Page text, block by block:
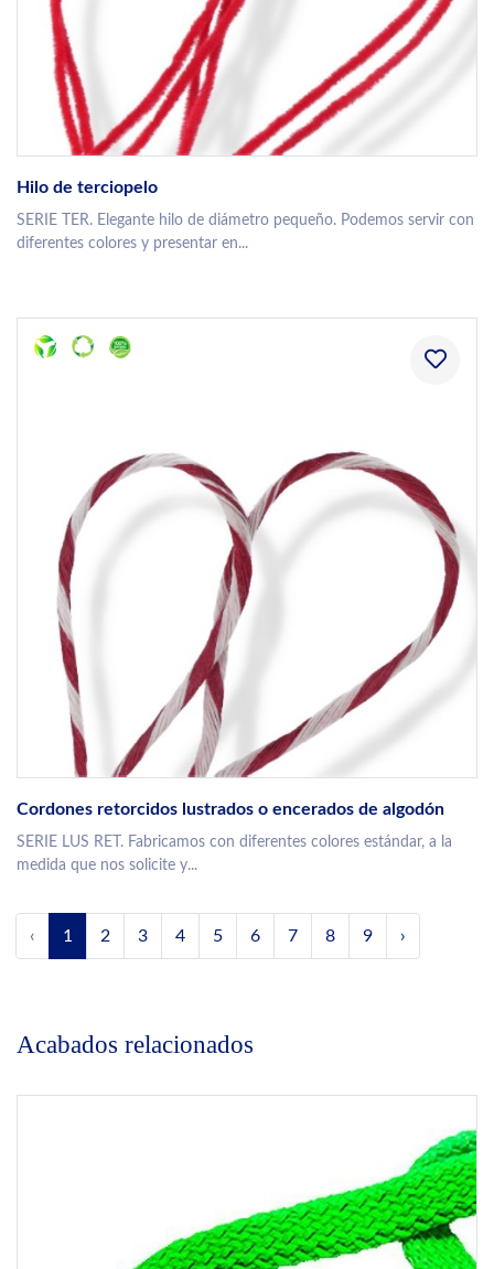
Hilo de terciopelo
SERIE TER. Elegante hilo de diámetro pequeño. Podemos servir con
diferentes colores y presentar en...
Cordones retorcidos lustrados o encerados de algodón
SERIE LUS RET. Fabricamos con diferentes colores estándar, a la
medida que nos solicite y...
‹ 1 2 3 4 5 6 7 8 9 ›
Acabados relacionados